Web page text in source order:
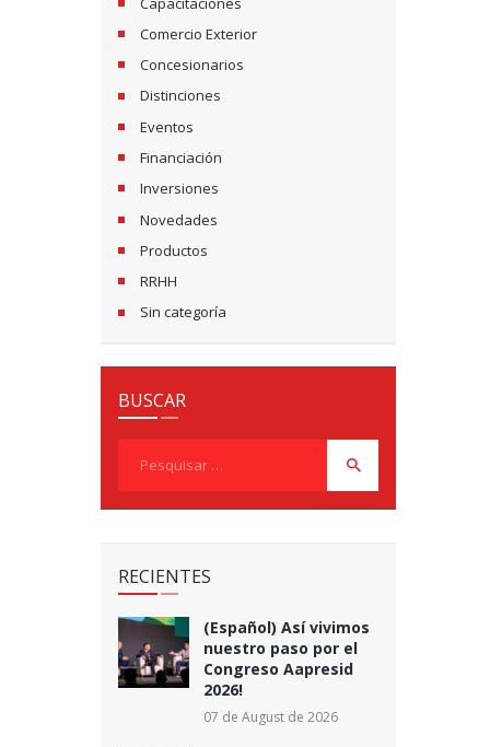
Ã
O
P
O
R
P
O
T
Comercio Exterior
Concesionarios
Distinciones
Eventos
Financiación
Inversiones
Novedades
Productos
RRHH
Sin categoría
BUSCAR
RECIENTES
(Español) Así vivimos
nuestro paso por el
Congreso Aapresid
2026!
07 de August de 2026